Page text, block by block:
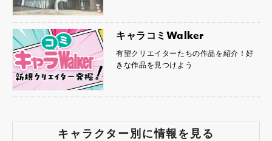
キャラコミWalker
有望クリエイターたちの作品を紹介！好
きな作品を見つけよう
キャラクター別に情報を見る